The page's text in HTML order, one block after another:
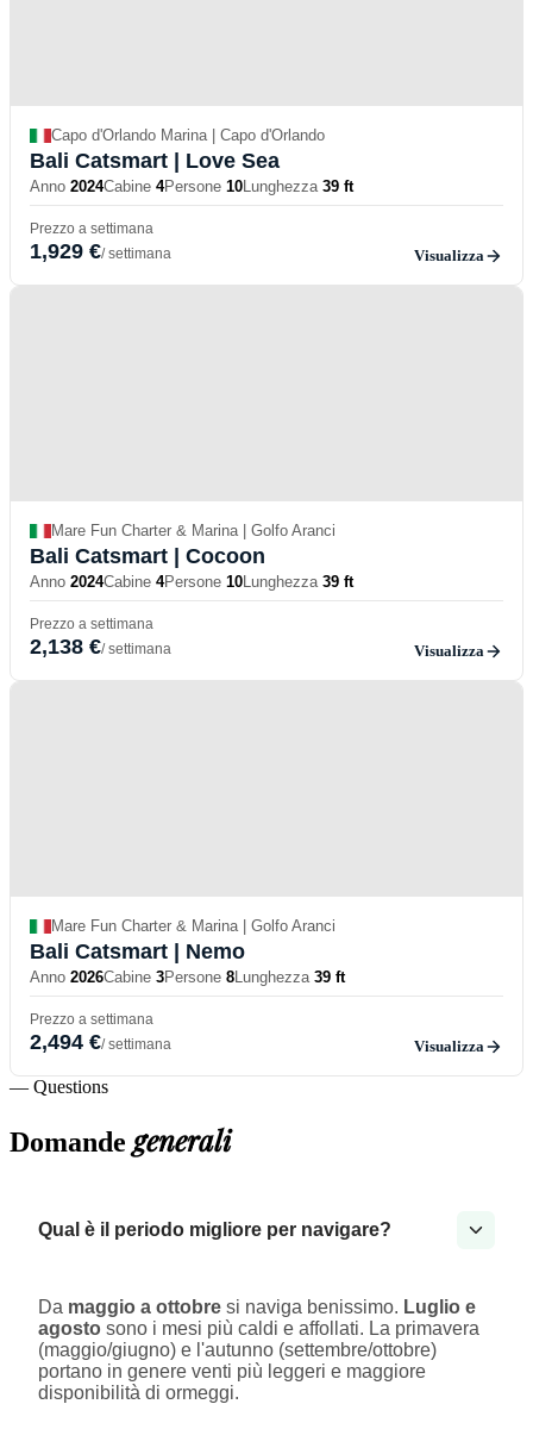
Capo d'Orlando Marina | Capo d'Orlando
Bali Catsmart | Love Sea
Anno 2024Cabine 4Persone 10Lunghezza 39 ft
Prezzo a settimana
1,929 €/ settimana Visualizza
Mare Fun Charter & Marina | Golfo Aranci
Bali Catsmart | Cocoon
Anno 2024Cabine 4Persone 10Lunghezza 39 ft
Prezzo a settimana
2,138 €/ settimana Visualizza
Mare Fun Charter & Marina | Golfo Aranci
Bali Catsmart | Nemo
Anno 2026Cabine 3Persone 8Lunghezza 39 ft
Prezzo a settimana
2,494 €/ settimana Visualizza
— Questions
Domandegenerali
Qual è il periodo migliore per navigare?
Da maggio a ottobre si naviga benissimo. Luglio e
agosto sono i mesi più caldi e affollati. La primavera
(maggio/giugno) e l'autunno (settembre/ottobre)
portano in genere venti più leggeri e maggiore
disponibilità di ormeggi.